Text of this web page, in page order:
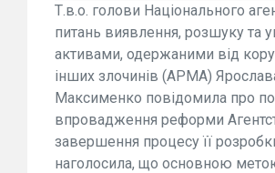
Т.в.о. голови Національного
питань виявлення, розшуку та
активами, одержаними від
інших злочинів (АРМА)
Максименко повідомила про
впровадження реформи
завершення процесу її
наголосила, що основною